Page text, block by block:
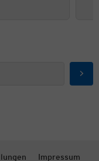
Impressum